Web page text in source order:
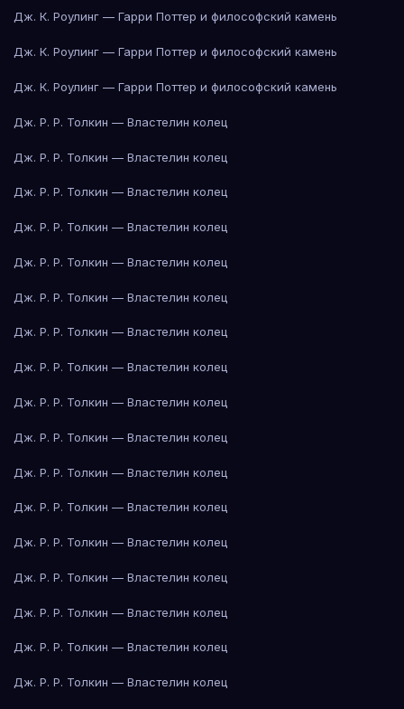
Дж. К. Роулинг — Гарри Поттер и философский камень
Дж. К. Роулинг — Гарри Поттер и философский камень
Дж. К. Роулинг — Гарри Поттер и философский камень
Дж. Р. Р. Толкин — Властелин колец
Дж. Р. Р. Толкин — Властелин колец
Дж. Р. Р. Толкин — Властелин колец
Дж. Р. Р. Толкин — Властелин колец
Дж. Р. Р. Толкин — Властелин колец
Дж. Р. Р. Толкин — Властелин колец
Дж. Р. Р. Толкин — Властелин колец
Дж. Р. Р. Толкин — Властелин колец
Дж. Р. Р. Толкин — Властелин колец
Дж. Р. Р. Толкин — Властелин колец
Дж. Р. Р. Толкин — Властелин колец
Дж. Р. Р. Толкин — Властелин колец
Дж. Р. Р. Толкин — Властелин колец
Дж. Р. Р. Толкин — Властелин колец
Дж. Р. Р. Толкин — Властелин колец
Дж. Р. Р. Толкин — Властелин колец
Дж. Р. Р. Толкин — Властелин колец